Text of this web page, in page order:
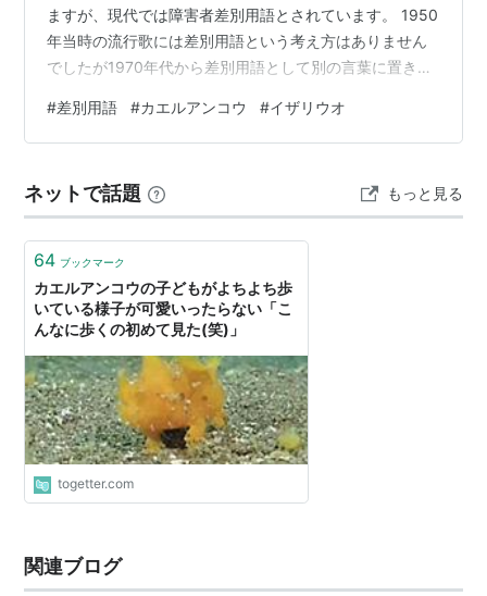
ますが、現代では障害者差別用語とされています。 1950
年当時の流行歌には差別用語という考え方はありません
でしたが1970年代から差別用語として別の言葉に置き換
差別用語なのでカエルアンコウに改名 差別用語は魚の名
前にも影響を与えかつてイザリウオ呼ばれていた魚は改
ということで2007年日本魚類学会はイザリウオをカエル
アンコウに改名しました。 カエルアンコウの飼育は簡単
で、水槽でその生態を観察で…
#差別用語 #カエルアンコウ #イザリウオ
ネットで話題 もっと見る
64 ブックマーク
カエルアンコウの子どもがよちよち歩
いている様子が可愛いったらない「こ
んなに歩くの初めて見た(笑)」
togetter.com
関連ブログ